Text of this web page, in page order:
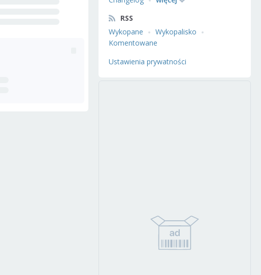
RSS
Wykopane
Wykopalisko
Komentowane
Ustawienia prywatności